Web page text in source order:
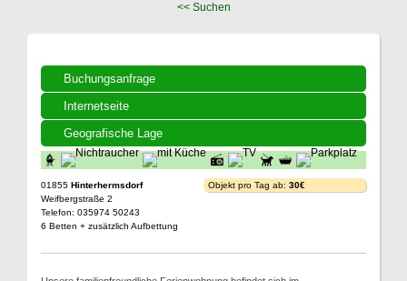
<< Suchen
Buchungsanfrage
Internetseite
Geografische Lage
01855 Hinterhermsdorf
Weifbergstraße 2
Telefon: 035974 50243
6 Betten + zusätzlich Aufbettung
Objekt pro Tag ab: 30€